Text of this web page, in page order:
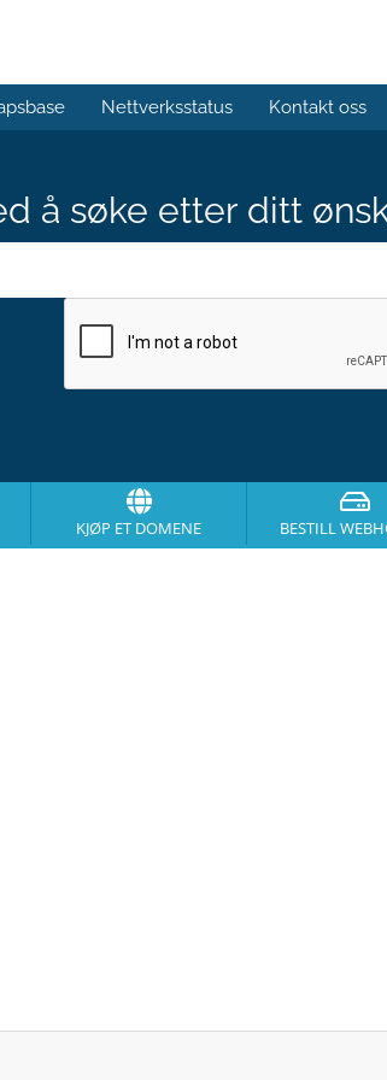
Nettverksstatus Kontakt oss
å søke etter ditt
KJØP ET DOMENE BESTILL